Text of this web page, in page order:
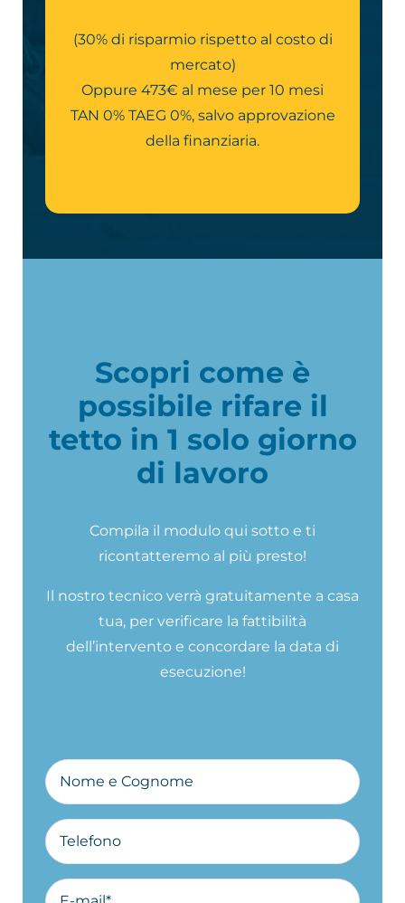
(30% di risparmio rispetto al costo di
mercato)
Oppure 473€ al mese per 10 mesi
TAN 0% TAEG 0%, salvo approvazione
della finanziaria.
Scopri come è
possibile rifare il
tetto in 1 solo giorno
di lavoro
Compila il modulo qui sotto e ti
ricontatteremo al più presto!
Il nostro tecnico verrà gratuitamente a casa
tua, per verificare la fattibilità
dell’intervento e concordare la data di
esecuzione!